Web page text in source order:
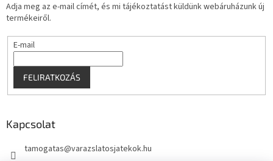
Adja meg az e-mail címét, és mi tájékoztatást küldünk webáruházunk új
termékeiről.
E-mail
FELIRATKOZÁS
Kapcsolat
tamogatas@varazslatosjatekok.hu